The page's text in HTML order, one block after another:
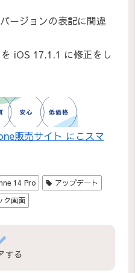
ージョンの表記に間違
iOS 17.1.1 に修正をし
販売サイト にこスマ
14 Pro
アップデート
ク画面
する